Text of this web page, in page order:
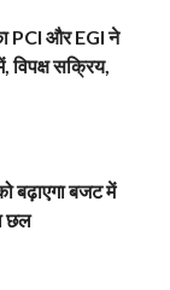
PCI और EGI ने
विपक्ष सक्रिय,
बढ़ाएगा बजट में
छल